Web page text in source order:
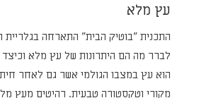
עץ מלא
התכנית "בוטיק הבית" התארחה בגלריית
לברר מה הם היתרונות של עץ מלא
הוא עץ במצבו הגולמי אשר גם לאחר
מקורי וטקסטורה טבעית. רהיטים מעץ